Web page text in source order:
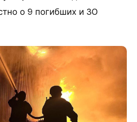
о 9 погибших и 30